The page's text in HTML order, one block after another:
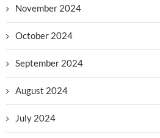
November 2024
October 2024
September 2024
August 2024
July 2024